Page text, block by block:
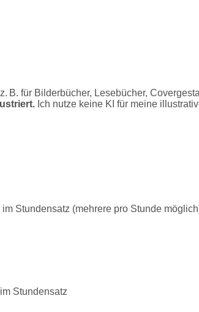
B. für Bilderbücher, Lesebücher,
Ich nutze keine KI für meine
Stundensatz (mehrere pro Stunde
Stundensatz